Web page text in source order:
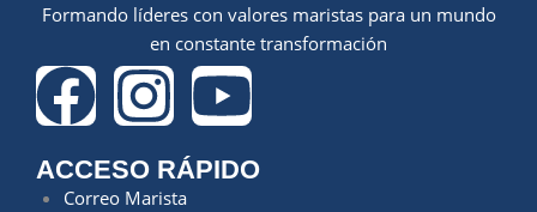
Formando líderes con valores maristas para un mundo
en constante transformación
ACCESO RÁPIDO
Correo Marista